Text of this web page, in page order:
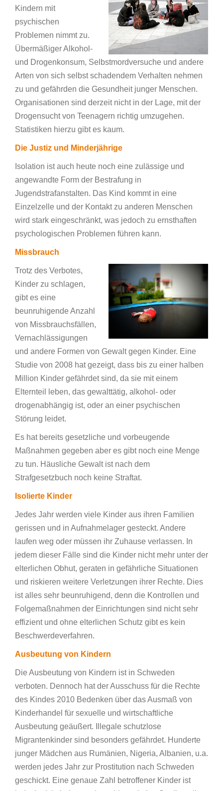
Kindern mit
psychischen
Problemen nimmt zu.
Übermäßiger Alkohol-
und Drogenkonsum, Selbstmordversuche und andere
Arten von sich selbst schadendem Verhalten nehmen
zu und gefährden die Gesundheit junger Menschen.
Organisationen sind derzeit nicht in der Lage, mit der
Drogensucht von Teenagern richtig umzugehen.
Statistiken hierzu gibt es kaum.
Die Justiz und Minderjährige
Isolation ist auch heute noch eine zulässige und
angewandte Form der Bestrafung in
Jugendstrafanstalten. Das Kind kommt in eine
Einzelzelle und der Kontakt zu anderen Menschen
wird stark eingeschränkt, was jedoch zu ernsthaften
psychologischen Problemen führen kann.
Missbrauch
Trotz des Verbotes,
Kinder zu schlagen,
gibt es eine
beunruhigende Anzahl
von Missbrauchsfällen,
Vernachlässigungen
und andere Formen von Gewalt gegen Kinder. Eine
Studie von 2008 hat gezeigt, dass bis zu einer halben
Million Kinder gefährdet sind, da sie mit einem
Elternteil leben, das gewalttätig, alkohol- oder
drogenabhängig ist, oder an einer psychischen
Störung leidet.
Es hat bereits gesetzliche und vorbeugende
Maßnahmen gegeben aber es gibt noch eine Menge
zu tun. Häusliche Gewalt ist nach dem
Strafgesetzbuch noch keine Straftat.
Isolierte Kinder
Jedes Jahr werden viele Kinder aus ihren Familien
gerissen und in Aufnahmelager gesteckt. Andere
laufen weg oder müssen ihr Zuhause verlassen. In
jedem dieser Fälle sind die Kinder nicht mehr unter der
elterlichen Obhut, geraten in gefährliche Situationen
und riskieren weitere Verletzungen ihrer Rechte. Dies
ist alles sehr beunruhigend, denn die Kontrollen und
Folgemaßnahmen der Einrichtungen sind nicht sehr
effizient und ohne elterlichen Schutz gibt es kein
Beschwerdeverfahren.
Ausbeutung von Kindern
Die Ausbeutung von Kindern ist in Schweden
verboten. Dennoch hat der Ausschuss für die Rechte
des Kindes 2010 Bedenken über das Ausmaß von
Kinderhandel für sexuelle und wirtschaftliche
Ausbeutung geäußert. Illegale schutzlose
Migrantenkinder sind besonders gefährdet. Hunderte
junger Mädchen aus Rumänien, Nigeria, Albanien, u.a.
werden jedes Jahr zur Prostitution nach Schweden
geschickt. Eine genaue Zahl betroffener Kinder ist